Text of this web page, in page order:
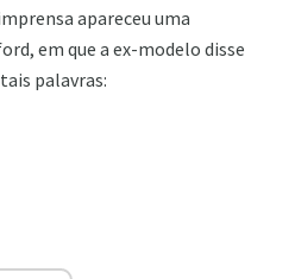
apareceu uma
em que a ex-modelo disse
palavras: